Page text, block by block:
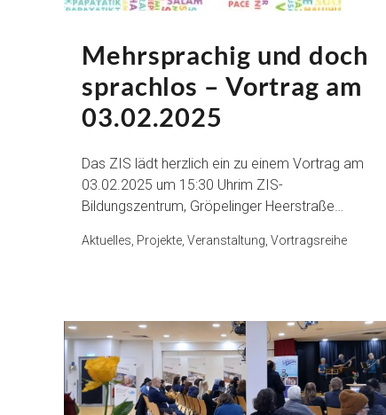
Mehrsprachig und doch
sprachlos – Vortrag am
03.02.2025
Das ZIS lädt herzlich ein zu einem Vortrag am
03.02.2025 um 15:30 Uhrim ZIS-
Bildungszentrum, Gröpelinger Heerstraße…
Aktuelles, Projekte, Veranstaltung, Vortragsreihe